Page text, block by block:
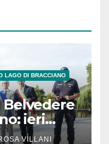
LAGO DI BRACCIANO
Belvedere
ieri
VILLANI